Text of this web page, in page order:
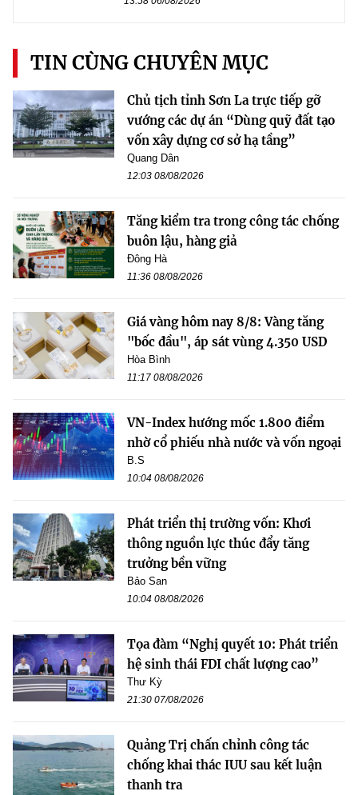
TIN CÙNG CHUYÊN MỤC
Chủ tịch tỉnh Sơn La trực tiếp gỡ
vướng các dự án “Dùng quỹ đất tạo
vốn xây dựng cơ sở hạ tầng”
Quang Dân
12:03 08/08/2026
Tăng kiểm tra trong công tác chống
buôn lậu, hàng giả
Đông Hà
11:36 08/08/2026
Giá vàng hôm nay 8/8: Vàng tăng
"bốc đầu", áp sát vùng 4.350 USD
Hòa Bình
11:17 08/08/2026
VN-Index hướng mốc 1.800 điểm
nhờ cổ phiếu nhà nước và vốn ngoại
B.S
10:04 08/08/2026
Phát triển thị trường vốn: Khơi
thông nguồn lực thúc đẩy tăng
trưởng bền vững
Bảo San
10:04 08/08/2026
Tọa đàm “Nghị quyết 10: Phát triển
hệ sinh thái FDI chất lượng cao”
Thư Kỳ
21:30 07/08/2026
Quảng Trị chấn chỉnh công tác
chống khai thác IUU sau kết luận
thanh tra